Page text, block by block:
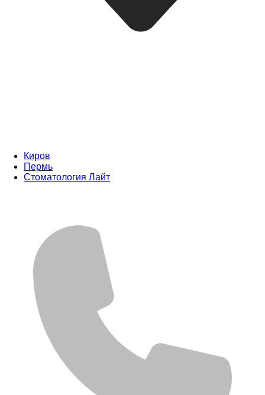
Киров
Пермь
Стоматология Лайт